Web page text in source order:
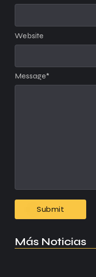
Message*
Website
Más Noticias